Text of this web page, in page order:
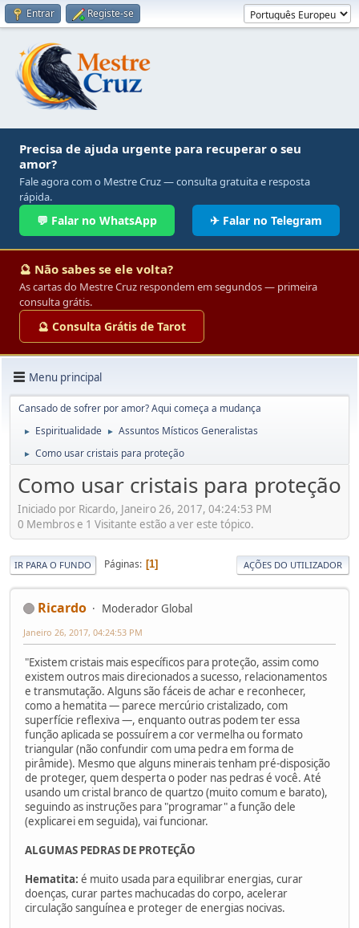
Entrar Registe-se
Precisa de ajuda urgente para recuperar o seu
amor?
Fale agora com o Mestre Cruz — consulta gratuita e resposta
rápida.
💬 Falar no WhatsApp ✈ Falar no Telegram
🔮 Não sabes se ele volta?
As cartas do Mestre Cruz respondem em segundos — primeira
consulta grátis.
🔮 Consulta Grátis de Tarot
Menu principal
Cansado de sofrer por amor? Aqui começa a mudança
► Espiritualidade ► Assuntos Místicos Generalistas
► Como usar cristais para proteção
Como usar cristais para proteção
Iniciado por Ricardo, Janeiro 26, 2017, 04:24:53 PM
0 Membros e 1 Visitante estão a ver este tópico.
IR PARA O FUNDO Páginas 1 AÇÕES DO UTILIZADOR
Ricardo Moderador Global
Janeiro 26, 2017, 04:24:53 PM
"Existem cristais mais específicos para proteção, assim como
existem outros mais direcionados a sucesso, relacionamentos
e transmutação. Alguns são fáceis de achar e reconhecer,
como a hematita — parece mercúrio cristalizado, com
superfície reflexiva —, enquanto outras podem ter essa
função aplicada se possuírem a cor vermelha ou formato
triangular (não confundir com uma pedra em forma de
pirâmide). Mesmo que alguns minerais tenham pré-disposição
de proteger, quem desperta o poder nas pedras é você. Até
usando um cristal branco de quartzo (muito comum e barato),
seguindo as instruções para "programar" a função dele
(explicarei em seguida), vai funcionar.
ALGUMAS PEDRAS DE PROTEÇÃO
Hematita: é muito usada para equilibrar energias, curar
doenças, curar partes machucadas do corpo, acelerar
circulação sanguínea e proteger de energias nocivas.